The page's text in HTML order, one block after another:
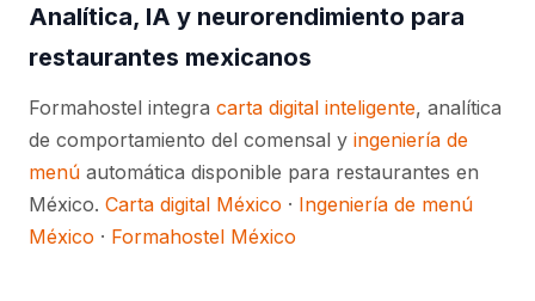
Analítica, IA y neurorendimiento para
restaurantes mexicanos
Formahostel integra carta digital inteligente, analítica
de comportamiento del comensal y ingeniería de
menú automática disponible para restaurantes en
México. Carta digital México · Ingeniería de menú
México · Formahostel México